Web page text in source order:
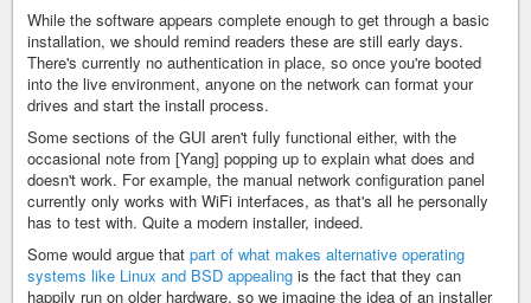
While the software appears complete enough to get through a basic
installation, we should remind readers these are still early days.
There's currently no authentication in place, so once you're booted
into the live environment, anyone on the network can format your
drives and start the install process.
Some sections of the GUI aren't fully functional either, with the
occasional note from [Yang] popping up to explain what does and
doesn't work. For example, the manual network configuration panel
currently only works with WiFi interfaces, as that's all he personally
has to test with. Quite a modern installer, indeed.
Some would argue that part of what makes alternative operating
systems like Linux and BSD appealing is the fact that they can
happily run on older hardware, so we imagine the idea of an installer